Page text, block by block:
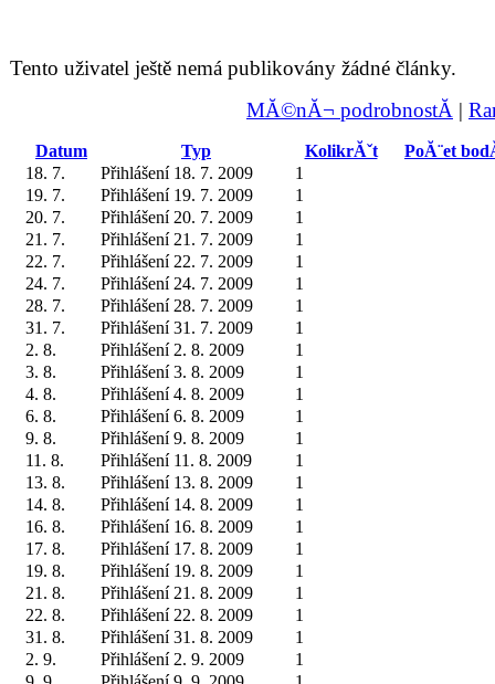
Tento uživatel ještě nemá publikovány žádné články.
MĂ©nĂ¬ podrobnostĂ­ |
Datum Typ KolikrĂˇt
PoĂ¨et
18. 7.
Přihlášení 18. 7. 2009
1
19. 7.
Přihlášení 19. 7. 2009
1
20. 7.
Přihlášení 20. 7. 2009
1
21. 7.
Přihlášení 21. 7. 2009
1
22. 7.
Přihlášení 22. 7. 2009
1
24. 7.
Přihlášení 24. 7. 2009
1
28. 7.
Přihlášení 28. 7. 2009
1
31. 7.
Přihlášení 31. 7. 2009
1
2. 8.
Přihlášení 2. 8. 2009
1
3. 8.
Přihlášení 3. 8. 2009
1
4. 8.
Přihlášení 4. 8. 2009
1
6. 8.
Přihlášení 6. 8. 2009
1
9. 8.
Přihlášení 9. 8. 2009
1
11. 8.
Přihlášení 11. 8. 2009
1
13. 8.
Přihlášení 13. 8. 2009
1
14. 8.
Přihlášení 14. 8. 2009
1
16. 8.
Přihlášení 16. 8. 2009
1
17. 8.
Přihlášení 17. 8. 2009
1
19. 8.
Přihlášení 19. 8. 2009
1
21. 8.
Přihlášení 21. 8. 2009
1
22. 8.
Přihlášení 22. 8. 2009
1
31. 8.
Přihlášení 31. 8. 2009
1
2. 9.
Přihlášení 2. 9. 2009
1